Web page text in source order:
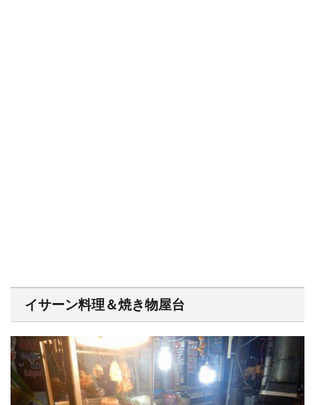
イサーン料理＆焼き物屋台